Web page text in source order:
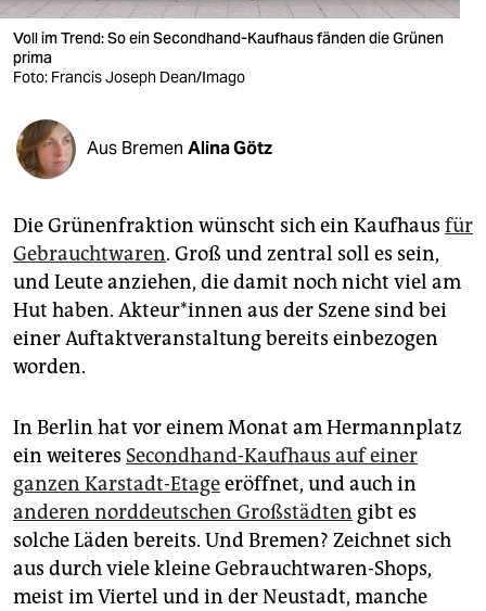
verlag
verlag
shop
fragen & hilfe
unterstützen
abo
genossenschaft
epaper login
Voll im Trend: So ein Secondhand-Kaufhaus fänden die Grünen
prima
Foto: Francis Joseph Dean/Imago
Aus Bremen Alina Götz
Die Grünenfraktion wünscht sich ein Kaufhaus für
Gebrauchtwaren. Groß und zen­tral soll es sein,
und Leute anziehen, die damit noch nicht viel am
Hut haben. Akteur*innen aus der Szene sind bei
einer Auftaktveranstaltung bereits einbezogen
worden.
In Berlin hat vor einem Monat am Hermannplatz
ein weiteres Secondhand-Kaufhaus auf einer
ganzen Karstadt-Etageeröffnet, und auch in
anderen norddeutschen Großstädten gibt es
solche Läden bereits. Und Bremen? Zeichnet sich
aus durch viele kleine Gebrauchtwaren-Shops,
meist im Viertel und in der Neustadt, manche